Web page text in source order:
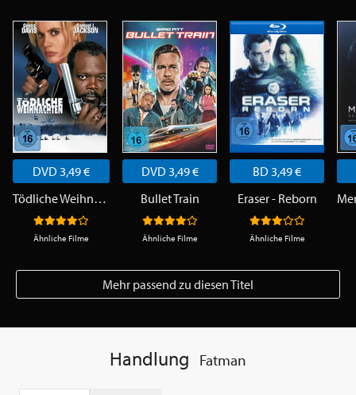
DVD 3,49 €
Tödliche Weihnachten
Ähnliche Filme
DVD 3,49 €
Bullet Train
Ähnliche Filme
BD 3,49 €
Eraser - Reborn
Ähnliche Filme
Mehr passend zu diesen Titel
Handlung Fatman